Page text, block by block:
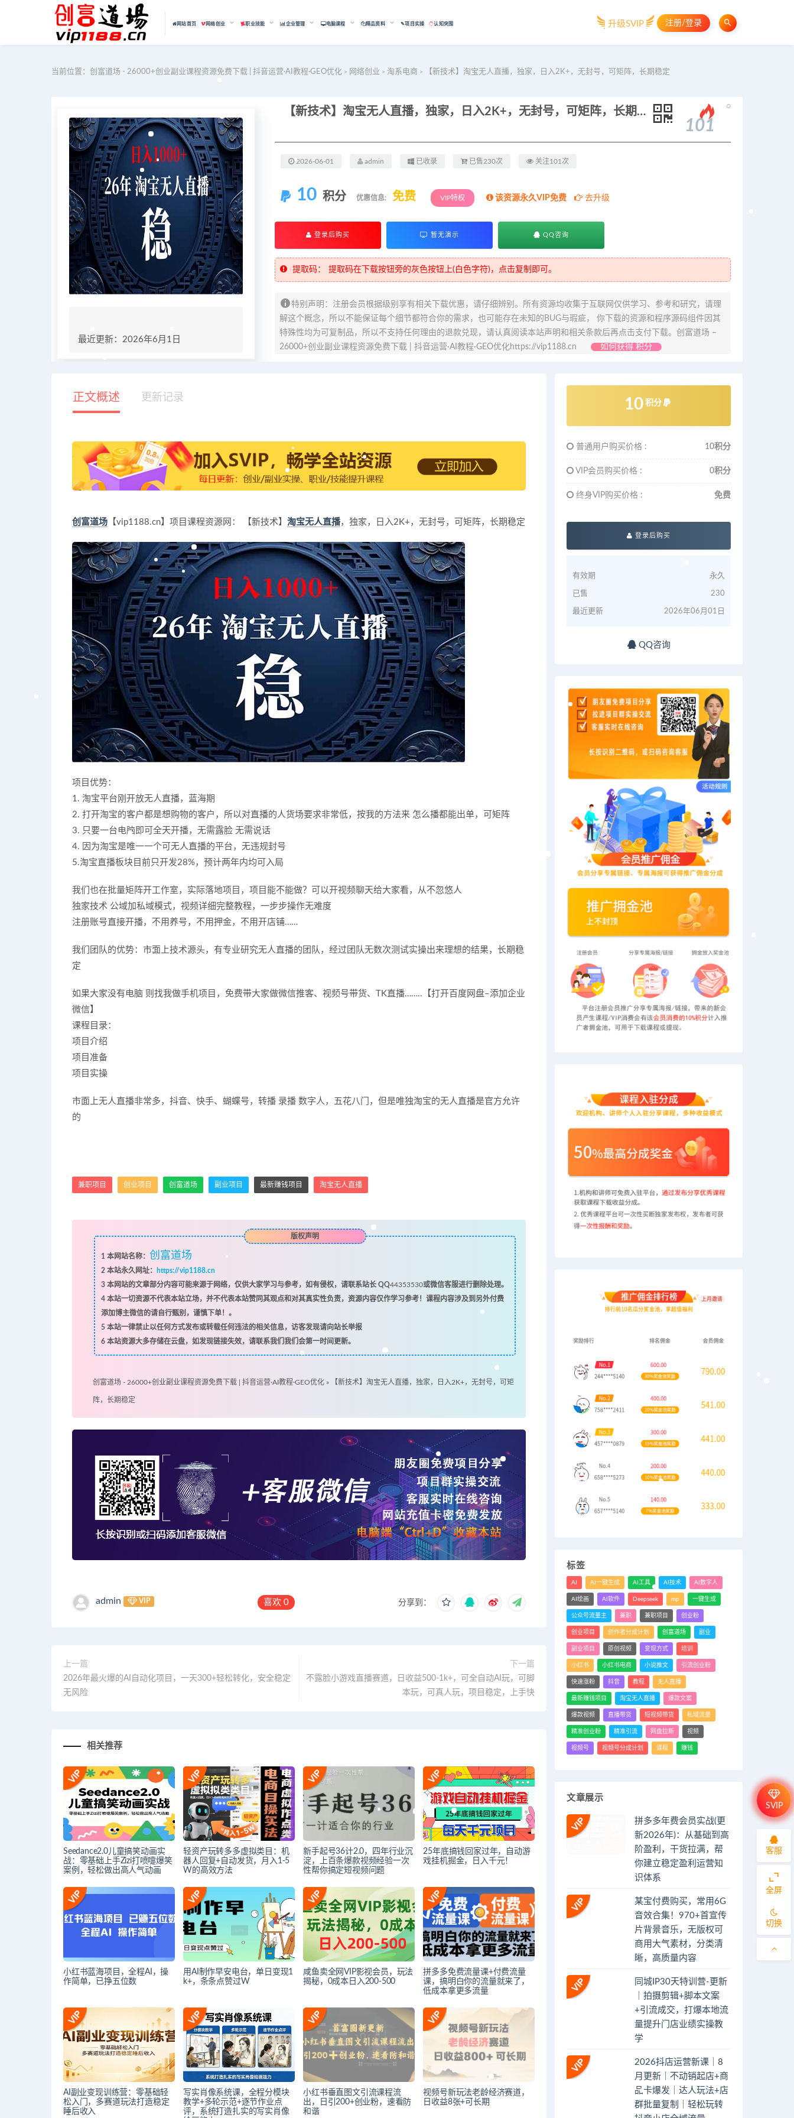
网站首页 网络创业 职业技能 企业管理 电脑课程 精品资料 ✎项目实操 认知突围 升级SVIP 注册/登录
当前位置： 创富道场 - 26000+创业副业课程资源免费下载 | 抖音运营·AI教程·GEO优化 > 网络创业 > 淘系电商 > 【新技术】淘宝无人直播，独家，日入2K+，无封号，可矩阵，长期稳定
最近更新：2026年6月1日
【新技术】淘宝无人直播，独家，日入2K+，无封号，可矩阵，长期稳定
101
。
2026-06-01 admin 已收录 已售230次 关注101次
10 积分 优惠信息: 免费 VIP特权 该资源永久VIP免费 去升级
登录后购买 暂无演示 QQ咨询
提取码： 提取码在下载按钮旁的灰色按钮上(白色字符)，点击复制即可。
特别声明：注册会员根据级别享有相关下载优惠，请仔细辨别。所有资源均收集于互联网仅供学习、参考和研究，请理
解这个概念，所以不能保证每个细节都符合你的需求，也可能存在未知的BUG与瑕疵， 你下载的资源和程序源码组件因其
特殊性均为可复制品，所以不支持任何理由的退款兑现，请认真阅读本站声明和相关条款后再点击支付下载。创富道场 –
26000+创业副业课程资源免费下载 | 抖音运营·AI教程·GEO优化https://vip1188.cn
如何获得 积分
正文概述 更新记录
创富道场 【vip1188.cn】项目课程资源网： 【新技术】 淘宝无人直播，独家，日入2K+，无封号，可矩阵，长期稳定
项目优势：
1. 淘宝平台刚开放无人直播，蓝海期
2. 打开淘宝的客户都是想购物的客户，所以对直播的人货场要求非常低，按我的方法来 怎么播都能出单，可矩阵
3. 只要一台电脑即可全天开播，无需露脸 无需说话
4. 因为淘宝是唯一一个可无人直播的平台，无违规封号
5.淘宝直播板块目前只开发28%，预计两年内均可入局
我们也在批量矩阵开工作室，实际落地项目，项目能不能做？可以开视频聊天给大家看，从不忽悠人
独家技术 公域加私域模式，视频详细完整教程，一步步操作无难度
注册账号直接开播，不用养号，不用押金，不用开店铺……
我们团队的优势：市面上技术源头，有专业研究无人直播的团队，经过团队无数次测试实操出来理想的结果，长期稳
定
如果大家没有电脑 则找我做手机项目，免费带大家做微信推客、视频号带货、TK直播……..【打开百度网盘–添加企业
微信】
课程目录：
项目介绍
项目准备
项目实操
市面上无人直播非常多，抖音、快手、蝴蝶号，转播 录播 数字人，五花八门，但是唯独淘宝的无人直播是官方允许
的
兼职项目 创业项目 创富道场 副业项目 最新赚钱项目 淘宝无人直播
版权声明
1 本网站名称： 创富道场
2本站永久网址：
https://vip1188.cn
3本网站的文章部分内容可能来源于网络，仅供大家学习与参考，如有侵权，请联系站长 QQ44353530或微信客服进行删除处理。
4本站一切资源不代表本站立场，并不代表本站赞同其观点和对其真实性负责，资源内容仅作学习参考！课程内容涉及到另外付费
添加博主微信的请自行甄别，谨慎下单！。
5本站一律禁止以任何方式发布或转载任何违法的相关信息，访客发现请向站长举报
6本站资源大多存储在云盘，如发现链接失效，请联系我们我们会第一时间更新。
创富道场 - 26000+创业副业课程资源免费下载 | 抖音运营·AI教程·GEO优化 » 【新技术】淘宝无人直播，独家，日入2K+，无封号，可矩
阵，长期稳定
admin VIP 喜欢0 分享到：
上一篇
2026年最火爆的AI自动化项目，一天300+轻松转化，安全稳定
无风险
下一篇
不露脸小游戏直播赛道，日收益500-1k+，可全自动AI玩，可脚
本玩，可真人玩，项目稳定，上手快
相关推荐
Seedance2.0儿童搞笑动画实
战：零基础上手Zizi打喷嚏爆笑
案例，轻松做出高人气动画
轻资产玩转多多虚拟类目：机
器人回复+自动发货，月入1-5
W的高效方法
新手起号36计2.0，四年行业沉
淀，上百条爆款视频经验一次
性帮你搞定短视频问题
25年底搞钱回家过年，自动游
戏挂机掘金，日入千元！
小红书蓝海项目，全程AI，操
作简单，已挣五位数
用AI制作早安电台，单日变现1
k+，条条点赞过W
咸鱼卖全网VIP影视会员，玩法
揭秘，0成本日入200-500
拼多多免费流量课+付费流量
课，搞明白你的流量就来了，
低成本拿更多流量
AI副业变现训练营：零基础轻
松入门，多赛道玩法打造稳定
睡后收入
写实肖像系统课，全程分模块
教学+多轮示范+逐节作业点
评，系统打造扎实的写实肖像
小红书垂直图文引流课程流
出，日引200+创业粉，速看防
和谐
视频号新玩法老龄经济赛道，
日收益8张+可长期
10 积分
普通用户购买价格 : 10积分
VIP会员购买价格 : 0积分
终身VIP购买价格 : 免费
登录后购买
有效期 永久
已售 230
最近更新 2026年06月01日
QQ咨询
标签
AI AI一键生成 AI工具 AI技术 AI数字人
AI绘画 AI软件 Deepseek mp 一键生成
公众号流量主 兼职 兼职项目 创业粉
创业项目 创作者分成计划 创富道场 副业
副业项目 原创视频 变现方式 培训
小红书 小红书电商 小说推文 引流创业粉
快速涨粉 抖音 教程 无人直播
最新赚钱项目 淘宝无人直播 爆款文案
爆款视频 直播带货 短视频带货 私域流量
精准创业粉 精准引流 网盘拉新 视频
视频号 视频号分成计划 课程 赚钱
文章展示
拼多多年费会员实战(更
新2026年)：从基础到高
阶盈利，干货拉满，帮
你建立稳定盈利运营知
识体系
某宝付费购买，常用6G
音效合集！970+首宣传
片背景音乐，无版权可
商用大气素材，分类清
晰，高质量内容
同城IP30天特训营-更新
｜拍摄剪辑+脚本文案
+引流成交，打爆本地流
量提升门店业绩实操教
学
2026抖店运营新课｜8
月更新｜不动销起店+商
品卡爆发｜达人玩法+店
群批量复制｜轻松玩转
SVIP
客服
全屏
切换